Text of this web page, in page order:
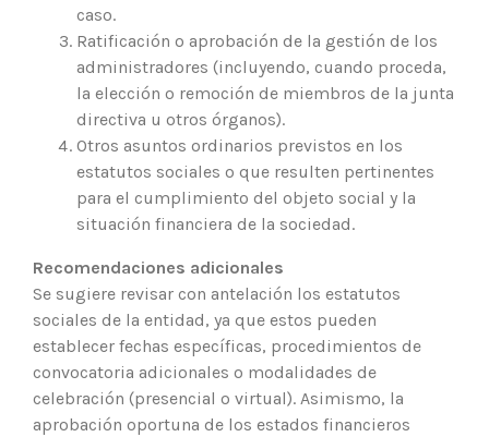
caso.
Ratificación o aprobación de la gestión de los
administradores (incluyendo, cuando proceda,
la elección o remoción de miembros de la junta
directiva u otros órganos).
Otros asuntos ordinarios previstos en los
estatutos sociales o que resulten pertinentes
para el cumplimiento del objeto social y la
situación financiera de la sociedad.
Recomendaciones adicionales
Se sugiere revisar con antelación los estatutos
sociales de la entidad, ya que estos pueden
establecer fechas específicas, procedimientos de
convocatoria adicionales o modalidades de
celebración (presencial o virtual). Asimismo, la
aprobación oportuna de los estados financieros